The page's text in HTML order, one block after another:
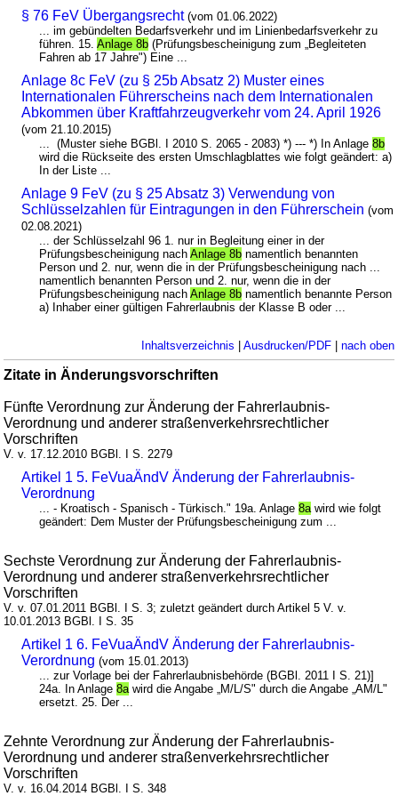
§ 76 FeV Übergangsrecht (vom 01.06.2022)
... im gebündelten Bedarfsverkehr und im Linienbedarfsverkehr zu
führen. 15.Anlage 8b (Prüfungsbescheinigung zum „Begleiteten
Fahren ab 17 Jahre") Eine ...
Anlage 8c FeV (zu § 25b Absatz 2) Muster eines
Internationalen Führerscheins nach dem Internationalen
Abkommen über Kraftfahrzeugverkehr vom 24. April 1926
(vom 21.10.2015)
... (Muster siehe BGBl. I 2010 S. 2065 - 2083) *) --- *) In Anlage8b
wird die Rückseite des ersten Umschlagblattes wie folgt geändert: a)
In der Liste ...
Anlage 9 FeV (zu § 25 Absatz 3) Verwendung von
Schlüsselzahlen für Eintragungen in den Führerschein (vom
02.08.2021)
... der Schlüsselzahl 96 1. nur in Begleitung einer in der
Prüfungsbescheinigung nachAnlage 8b namentlich benannten
Person und 2. nur, wenn die in der Prüfungsbescheinigung nach ...
namentlich benannten Person und 2. nur, wenn die in der
Prüfungsbescheinigung nachAnlage 8b namentlich benannte Person
a) Inhaber einer gültigen Fahrerlaubnis der Klasse B oder ...
Inhaltsverzeichnis | Ausdrucken/PDF| nach oben
Zitate in Änderungsvorschriften
Fünfte Verordnung zur Änderung der Fahrerlaubnis-
Verordnung und anderer straßenverkehrsrechtlicher
Vorschriften
V. v. 17.12.2010 BGBl. I S. 2279
Artikel 1 5. FeVuaÄndV Änderung der Fahrerlaubnis-
Verordnung
... - Kroatisch - Spanisch - Türkisch." 19a. Anlage8a wird wie folgt
geändert: Dem Muster der Prüfungsbescheinigung zum ...
Sechste Verordnung zur Änderung der Fahrerlaubnis-
Verordnung und anderer straßenverkehrsrechtlicher
Vorschriften
V. v. 07.01.2011 BGBl. I S. 3; zuletzt geändert durch Artikel 5 V. v.
10.01.2013 BGBl. I S. 35
Artikel 1 6. FeVuaÄndV Änderung der Fahrerlaubnis-
Verordnung (vom 15.01.2013)
... zur Vorlage bei der Fahrerlaubnisbehörde (BGBl. 2011 I S. 21)]
24a. In Anlage8a wird die Angabe „M/L/S" durch die Angabe „AM/L"
ersetzt. 25. Der ...
Zehnte Verordnung zur Änderung der Fahrerlaubnis-
Verordnung und anderer straßenverkehrsrechtlicher
Vorschriften
V. v. 16.04.2014 BGBl. I S. 348